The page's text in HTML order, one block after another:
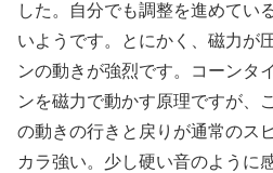
した。自分でも調整を進めてい
いようです。とにかく、磁力が
ンの動きが強烈です。コーンタ
ンを磁力で動かす原理ですが、
の動きの行きと戻りが通常のス
カラ強い。少し硬い音のように